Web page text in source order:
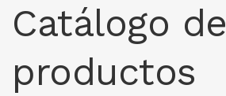
Catálogo de
productos